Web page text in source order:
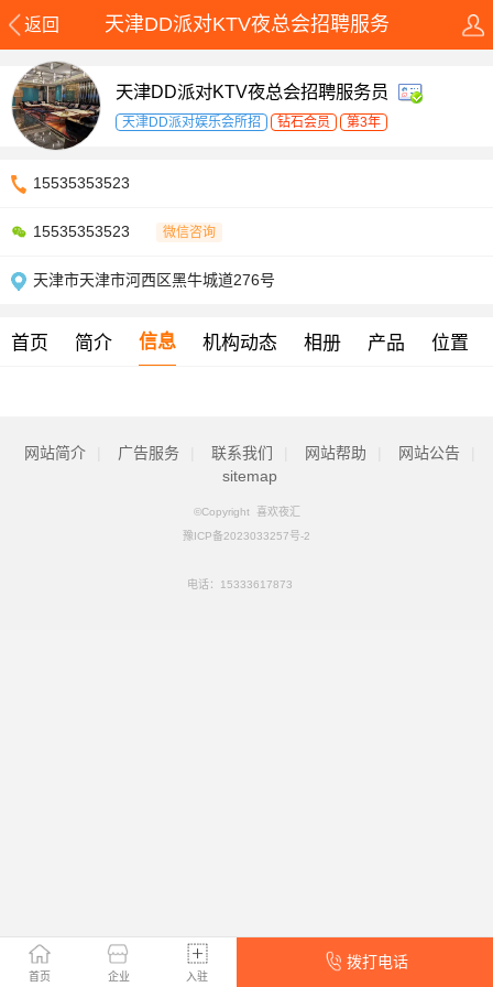
返回 天津DD派对KTV夜总会招聘服务
首页 企业 入驻
拨打电话
天津DD派对KTV夜总会招聘服务员
天津DD派对娱乐会所招 钻石会员 第3年
15535353523
15535353523 微信咨询
天津市天津市河西区黑牛城道276号
首页 简介 信息 机构动态 相册 产品 位置
网站简介 广告服务 联系我们 网站帮助 网站公告
sitemap
©Copyright
喜欢夜汇
豫ICP备2023033257号-2
电话： 15333617873